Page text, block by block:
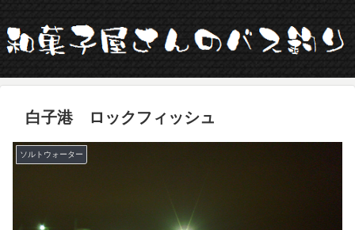
白子港 ロックフィッシュ
ソルトウォーター